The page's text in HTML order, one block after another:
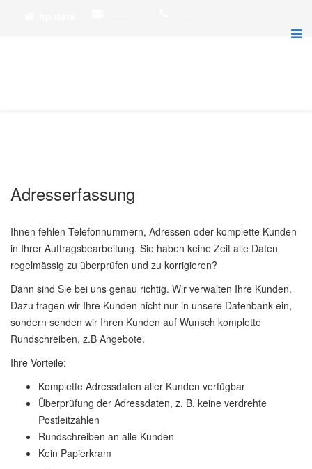
Adresserfassung
Ihnen fehlen Telefonnummern, Adressen oder komplette Kunden
in Ihrer Auftragsbearbeitung. Sie haben keine Zeit alle Daten
regelmässig zu überprüfen und zu korrigieren?
Dann sind Sie bei uns genau richtig. Wir verwalten Ihre Kunden.
Dazu tragen wir Ihre Kunden nicht nur in unsere Datenbank ein,
sondern senden wir Ihren Kunden auf Wunsch komplette
Rundschreiben, z.B Angebote.
Ihre Vorteile:
Komplette Adressdaten aller Kunden verfügbar
Überprüfung der Adressdaten, z. B. keine verdrehte
Postleitzahlen
Rundschreiben an alle Kunden
Kein Papierkram